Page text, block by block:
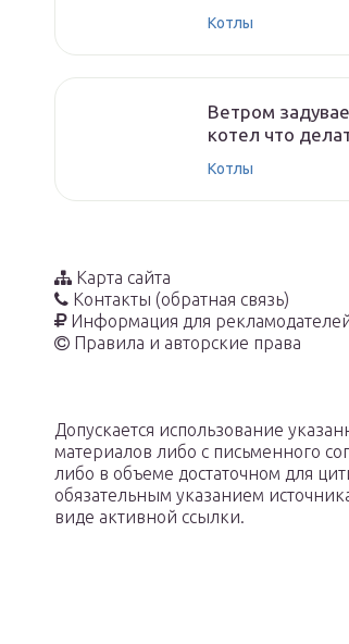
Котлы
Ветром
котел что
Котлы
Карта сайта
Контакты (обратная связь)
Информация для
Правила и авторские права
Допускается использование
материалов либо с письменного
либо в объеме достаточном для
обязательным указанием
виде активной ссылки.